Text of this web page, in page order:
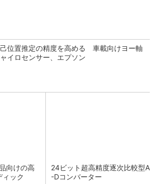
位置推定の精度を高める 車載向けヨー軸
イロセンサー、エプソン
向けの高
ィック
24ビット超高精度逐次比較型A
-Dコンバーター